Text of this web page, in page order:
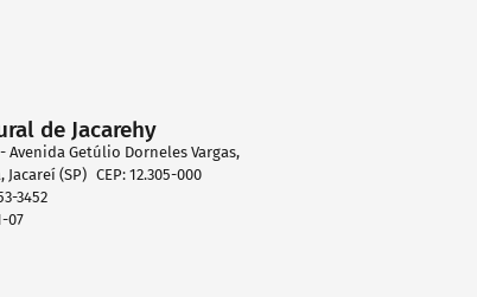
de Jacarehy
Avenida Getúlio Dorneles Vargas,
(SP) CEP: 12.305-000
3452
07